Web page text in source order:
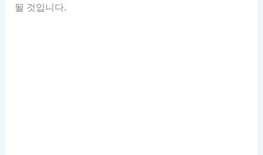
될 것입니다.